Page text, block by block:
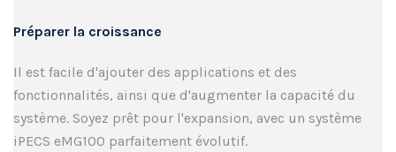
Préparer la croissance
Il est facile d'ajouter des applications et des
fonctionnalités, ainsi que d'augmenter la capacité du
système. Soyez prêt pour l'expansion, avec un système
iPECS eMG100 parfaitement évolutif.